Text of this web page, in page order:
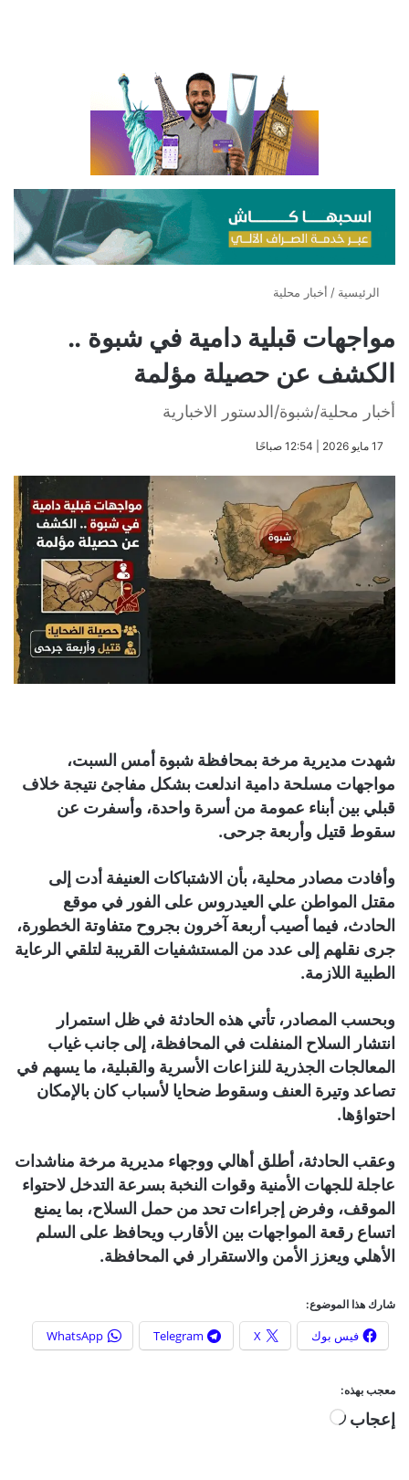
الرئيسية / أخبار محلية
مواجهات قبلية دامية في شبوة ..
الكشف عن حصيلة مؤلمة
أخبار محلية/شبوة/الدستور الاخبارية
​17 مايو 2026 | 12:54 صباحًا
شهدت مديرية مرخة بمحافظة شبوة أمس السبت،
مواجهات مسلحة دامية اندلعت بشكل مفاجئ نتيجة خلاف
قبلي بين أبناء عمومة من أسرة واحدة، وأسفرت عن
سقوط قتيل وأربعة جرحى.
وأفادت مصادر محلية، بأن الاشتباكات العنيفة أدت إلى
مقتل المواطن علي العيدروس على الفور في موقع
الحادث، فيما أصيب أربعة آخرون بجروح متفاوتة الخطورة،
جرى نقلهم إلى عدد من المستشفيات القريبة لتلقي الرعاية
الطبية اللازمة.
وبحسب المصادر، تأتي هذه الحادثة في ظل استمرار
انتشار السلاح المنفلت في المحافظة، إلى جانب غياب
المعالجات الجذرية للنزاعات الأسرية والقبلية، ما يسهم في
تصاعد وتيرة العنف وسقوط ضحايا لأسباب كان بالإمكان
احتواؤها.
وعقب الحادثة، أطلق أهالي ووجهاء مديرية مرخة مناشدات
عاجلة للجهات الأمنية وقوات النخبة بسرعة التدخل لاحتواء
الموقف، وفرض إجراءات تحد من حمل السلاح، بما يمنع
اتساع رقعة المواجهات بين الأقارب ويحافظ على السلم
الأهلي ويعزز الأمن والاستقرار في المحافظة.
شارك هذا الموضوع:
فيس بوك X
Telegram
WhatsApp
معجب بهذه:
إعجاب